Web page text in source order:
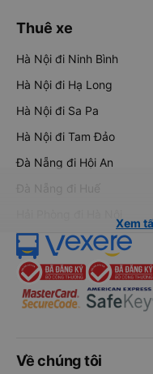
Thuê xe
Hà Nội đi Ninh Bình
Hà Nội đi Hạ Long
Hà Nội đi Sa Pa
Hà Nội đi Tam Đảo
Đà Nẵng đi Hội An
Đà Nẵng đi Huế
Xem
Về chúng tôi